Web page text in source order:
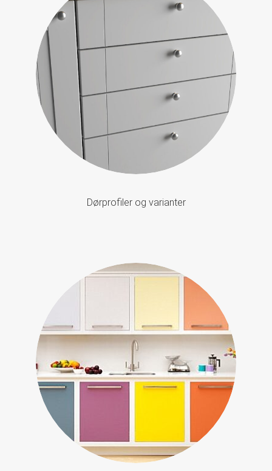
Dørprofiler og varianter